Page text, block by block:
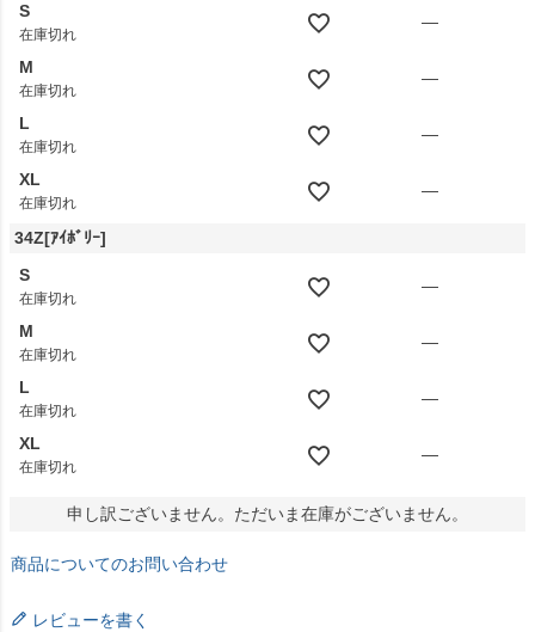
S
在庫切れ
—
M
在庫切れ
—
L
在庫切れ
—
XL
在庫切れ
—
34Z[ｱｲﾎﾞﾘｰ]
S
在庫切れ
—
M
在庫切れ
—
L
在庫切れ
—
XL
在庫切れ
—
申し訳ございません。ただいま在庫がございません。
商品についてのお問い合わせ
レビューを書く